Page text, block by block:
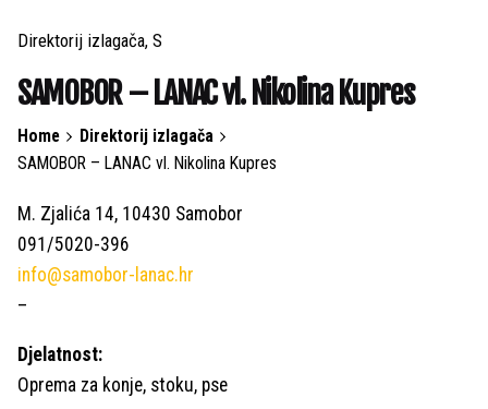
Direktorij izlagača S
SAMOBOR – LANAC vl. Nikolina Kupres
Home
Direktorij izlagača
SAMOBOR – LANAC vl. Nikolina Kupres
M. Zjalića 14, 10430 Samobor
091/5020-396
info@samobor-lanac.hr
–
Djelatnost:
Oprema za konje, stoku, pse